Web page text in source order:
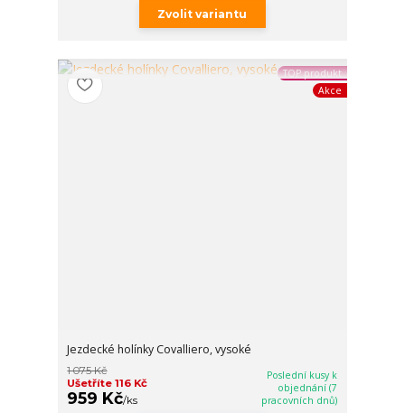
Zvolit variantu
TOP produkt
Akce
Jezdecké holínky Covalliero, vysoké
1 075 Kč
Ušetříte 116 Kč
959 Kč/ks
Poslední kusy k
objednání (7
pracovních dnů)